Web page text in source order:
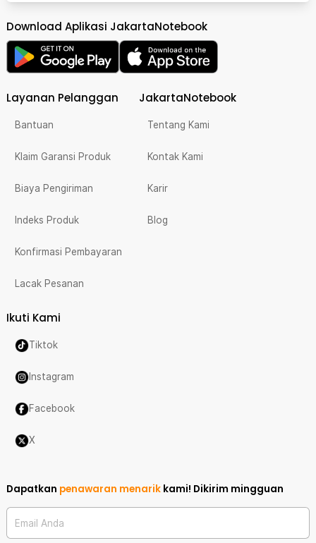
Download Aplikasi JakartaNotebook
Layanan Pelanggan
Bantuan
Klaim Garansi Produk
Biaya Pengiriman
Indeks Produk
Konfirmasi Pembayaran
Lacak Pesanan
JakartaNotebook
Tentang Kami
Kontak Kami
Karir
Blog
Ikuti Kami
Tiktok
Instagram
Facebook
X
Dapatkan penawaran menarik kami! Dikirim mingguan
Email Anda